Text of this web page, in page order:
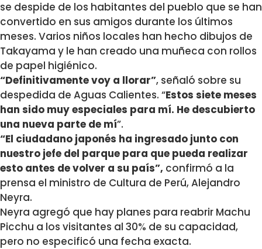
se despide de los habitantes del pueblo que se han
convertido en sus amigos durante los últimos
meses. Varios niños locales han hecho dibujos de
Takayama y le han creado una muñeca con rollos
de papel higiénico.
“Definitivamente voy a llorar”, señaló sobre su
despedida de Aguas Calientes. “Estos siete meses
han sido muy especiales para mí. He descubierto
una nueva parte de mí”.
“El ciudadano japonés ha ingresado junto con
nuestro jefe del parque para que pueda realizar
esto antes de volver a su país”, confirmó a la
prensa el ministro de Cultura de Perú, Alejandro
Neyra.
Neyra agregó que hay planes para reabrir Machu
Picchu a los visitantes al 30% de su capacidad,
pero no especificó una fecha exacta.